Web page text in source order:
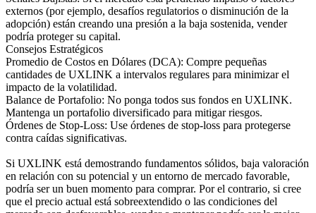
externos (por ejemplo, desafíos regulatorios o disminución de la
adopción) están creando una presión a la baja sostenida, vender
podría proteger su capital.
Consejos Estratégicos
Promedio de Costos en Dólares (DCA): Compre pequeñas
cantidades de UXLINK a intervalos regulares para minimizar el
impacto de la volatilidad.
Balance de Portafolio: No ponga todos sus fondos en UXLINK.
Mantenga un portafolio diversificado para mitigar riesgos.
Órdenes de Stop-Loss: Use órdenes de stop-loss para protegerse
contra caídas significativas.
Si UXLINK está demostrando fundamentos sólidos, baja valoración
en relación con su potencial y un entorno de mercado favorable,
podría ser un buen momento para comprar. Por el contrario, si cree
que el precio actual está sobreextendido o las condiciones del